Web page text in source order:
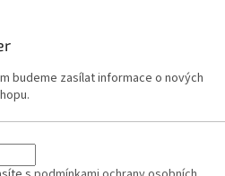
budeme zasílat informace o nových